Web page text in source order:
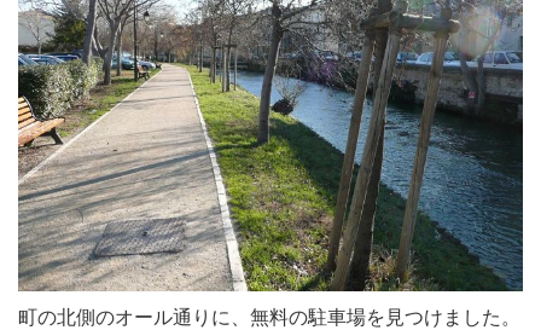
町の北側のオール通りに、無料の駐車場を見つけました。